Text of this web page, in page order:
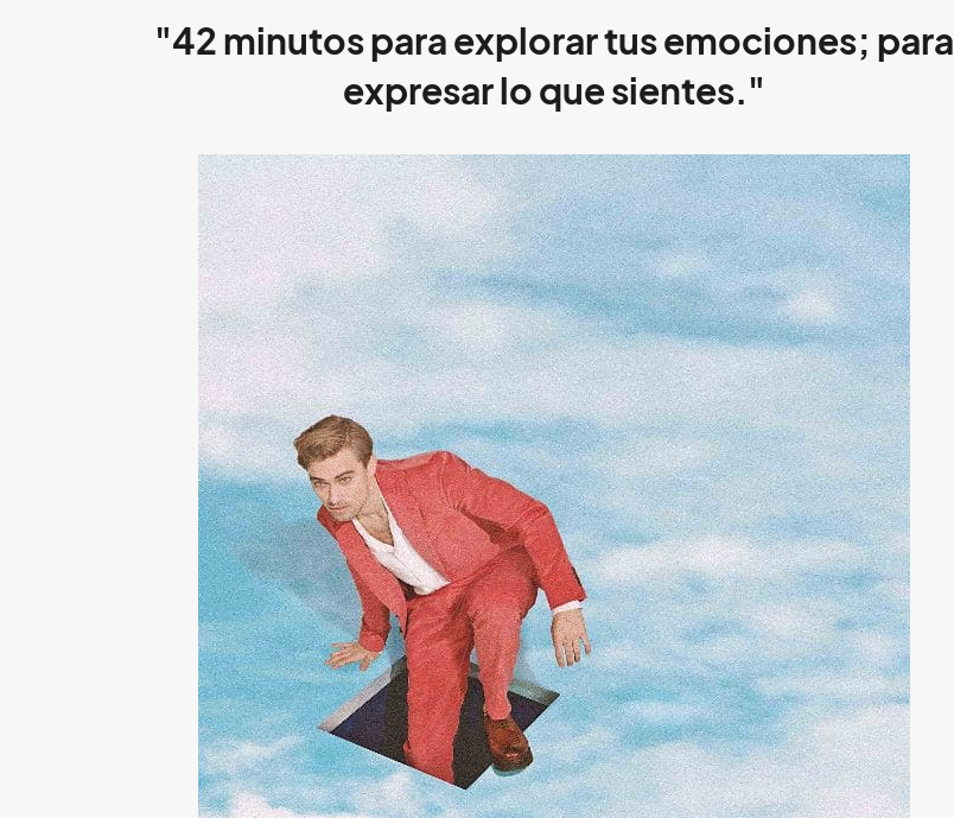
"42 minutos para explorar tus emociones; para
expresar lo que sientes."